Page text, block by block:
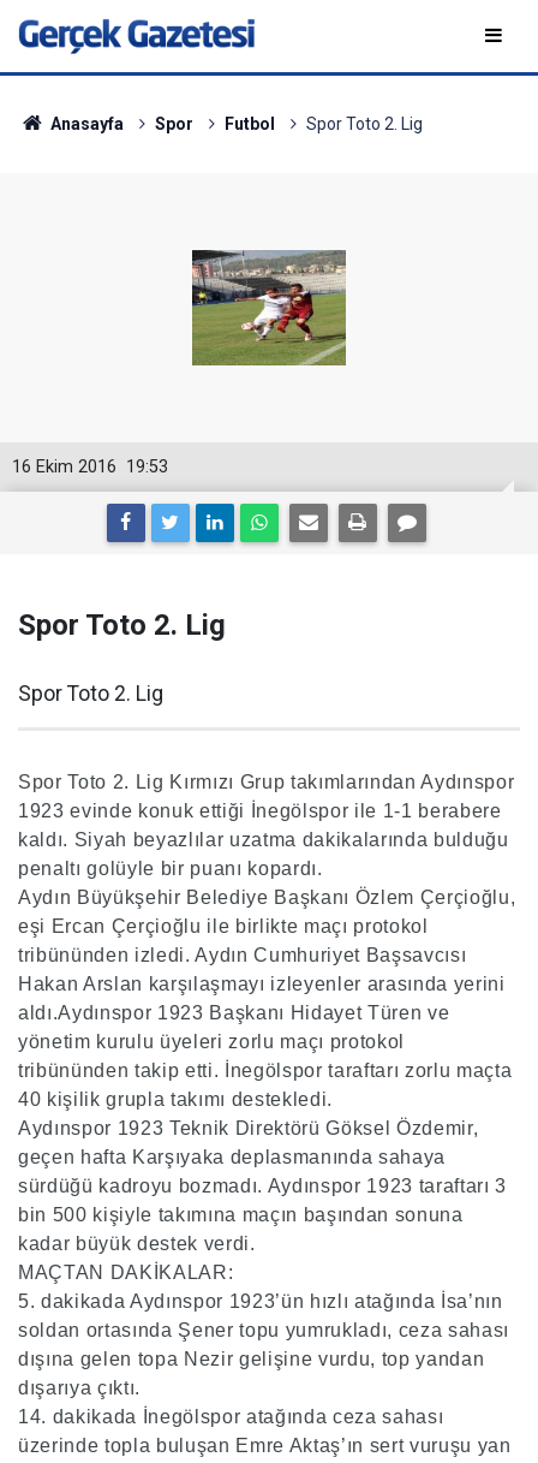
Anasayfa Spor Futbol Spor Toto 2. Lig
19:53
16 Ekim 2016
Spor Toto 2. Lig
Spor Toto 2. Lig
Spor Toto 2. Lig Kırmızı Grup takımlarından Aydınspor
1923 evinde konuk ettiği İnegölspor ile 1-1 berabere
kaldı. Siyah beyazlılar uzatma dakikalarında bulduğu
penaltı golüyle bir puanı kopardı.
Aydın Büyükşehir Belediye Başkanı Özlem Çerçioğlu,
eşi Ercan Çerçioğlu ile birlikte maçı protokol
tribününden izledi. Aydın Cumhuriyet Başsavcısı
Hakan Arslan karşılaşmayı izleyenler arasında yerini
aldı.Aydınspor 1923 Başkanı Hidayet Türen ve
yönetim kurulu üyeleri zorlu maçı protokol
tribününden takip etti. İnegölspor taraftarı zorlu maçta
40 kişilik grupla takımı destekledi.
Aydınspor 1923 Teknik Direktörü Göksel Özdemir,
geçen hafta Karşıyaka deplasmanında sahaya
sürdüğü kadroyu bozmadı. Aydınspor 1923 taraftarı 3
bin 500 kişiyle takımına maçın başından sonuna
kadar büyük destek verdi.
MAÇTAN DAKİKALAR:
5. dakikada Aydınspor 1923’ün hızlı atağında İsa’nın
soldan ortasında Şener topu yumrukladı, ceza sahası
dışına gelen topa Nezir gelişine vurdu, top yandan
dışarıya çıktı.
14. dakikada İnegölspor atağında ceza sahası
üzerinde topla buluşan Emre Aktaş’ın sert vuruşu yan